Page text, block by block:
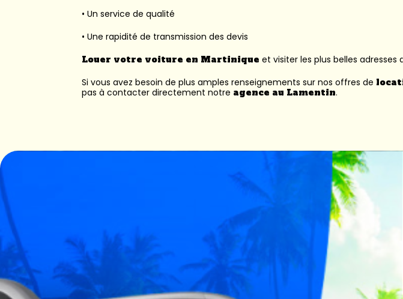
• Un service de qualité
• Une rapidité de transmission des devis
Louer votre voiture en Martinique et visiter les plus belles
Si vous avez besoin de plus amples renseignements sur nos offres de
pas à contacter directement notre agence au Lamentin.